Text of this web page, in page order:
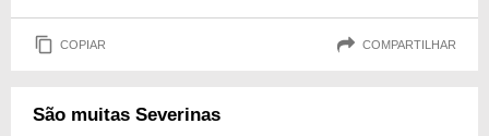
COPIAR COMPARTILHAR
São muitas Severinas